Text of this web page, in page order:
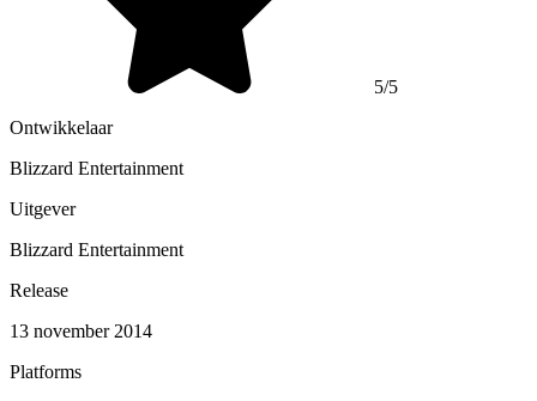
5/5
Ontwikkelaar
Blizzard Entertainment
Uitgever
Blizzard Entertainment
Release
13 november 2014
Platforms